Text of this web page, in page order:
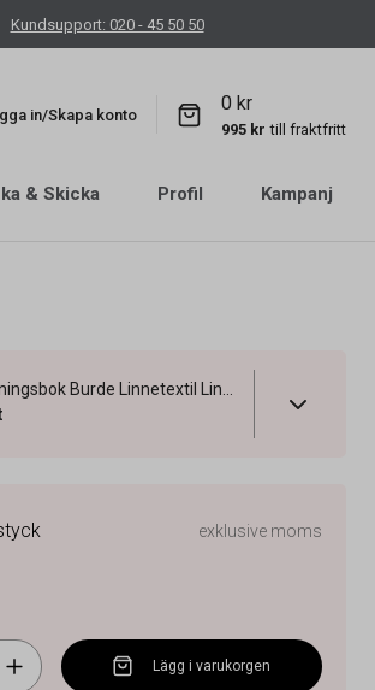
Kundsupport: 020 - 45 50 50
in/Skapa konto
0 kr
995 kr till fraktfritt
& Skicka Profil
Kampanj
exklusive moms
Lägg i varukorgen